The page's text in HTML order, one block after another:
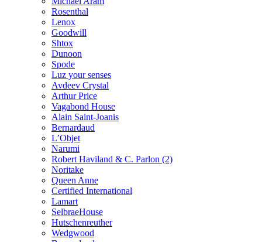
Rosenthal
Lenox
Goodwill
Shtox
Dunoon
Spode
Luz your senses
Avdeev Crystal
Arthur Price
Vagabond House
Alain Saint-Joanis
Bernardaud
L’Objet
Narumi
Robert Haviland & C. Parlon (2)
Noritakе
Queen Anne
Certified International
Lamart
SelbraeHouse
Hutschenreuther
Wedgwood